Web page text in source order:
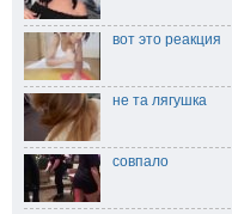
вот это реакция
не та лягушка
совпало